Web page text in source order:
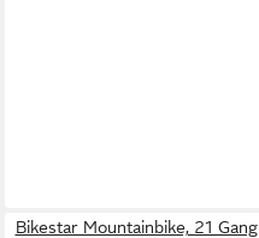
Bikestar Mountainbike, 21 Gang